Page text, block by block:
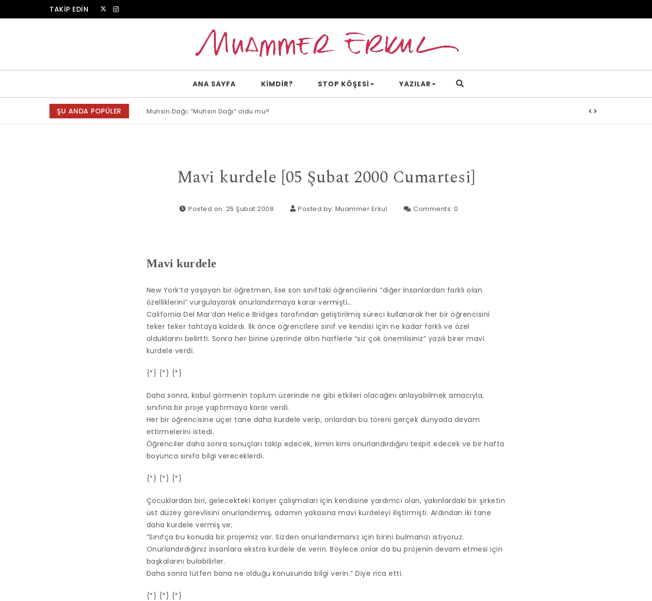
Skip to contentTAKİP EDİN
ANA SAYFA KİMDİR? STOP KÖŞESI YAZILAR
ŞU ANDA POPÜLER Muhsin Dağı; “Muhsin Dağı” oldu mu?
Allah bir, dese sözüne inanır mısın?
Mavi kurdele [05 Şubat 2000 Cumartesi]
Posted on: 25 Şubat 2008 Posted by: Muammer Erkul Comments: 0
Mavi kurdele
New York’ta yaşayan bir öğretmen, lise son sınıftaki öğrencilerini “diğer insanlardan farklı olan
özelliklerini” vurgulayarak onurlandırmaya karar vermişti…
California Del Mar’dan Helice Bridges tarafından geliştirilmiş süreci kullanarak her bir öğrencisini
teker teker tahtaya kaldırdı. İlk önce öğrencilere sınıf ve kendisi için ne kadar farklı ve özel
olduklarını belirtti. Sonra her birine üzerinde altın harflerle “siz çok önemlisiniz” yazılı birer mavi
kurdele verdi.
{*} {*} {*}
Daha sonra, kabul görmenin toplum üzerinde ne gibi etkileri olacağını anlayabilmek amacıyla,
sınıfına bir proje yaptırmaya karar verdi.
Her bir öğrencisine üçer tane daha kurdele verip, onlardan bu töreni gerçek dünyada devam
ettirmelerini istedi.
Öğrenciler daha sonra sonuçları takip edecek, kimin kimi onurlandırdığını tespit edecek ve bir hafta
boyunca sınıfa bilgi vereceklerdi.
{*} {*} {*}
Çocuklardan biri, gelecekteki kariyer çalışmaları için kendisine yardımcı olan, yakınlardaki bir şirketin
üst düzey görevlisini onurlandırmış, adamın yakasına mavi kurdeleyi iliştirmişti. Ardından iki tane
daha kurdele vermiş ve;
“Sınıfça bu konuda bir projemiz var. Sizden onurlandırmanız için birini bulmanızı istiyoruz.
Onurlandırdığınız insanlara ekstra kurdele de verin. Böylece onlar da bu projenin devam etmesi için
başkalarını bulabilirler.
Daha sonra lütfen bana ne olduğu konusunda bilgi verin.” Diye rica etti.
{*} {*} {*}